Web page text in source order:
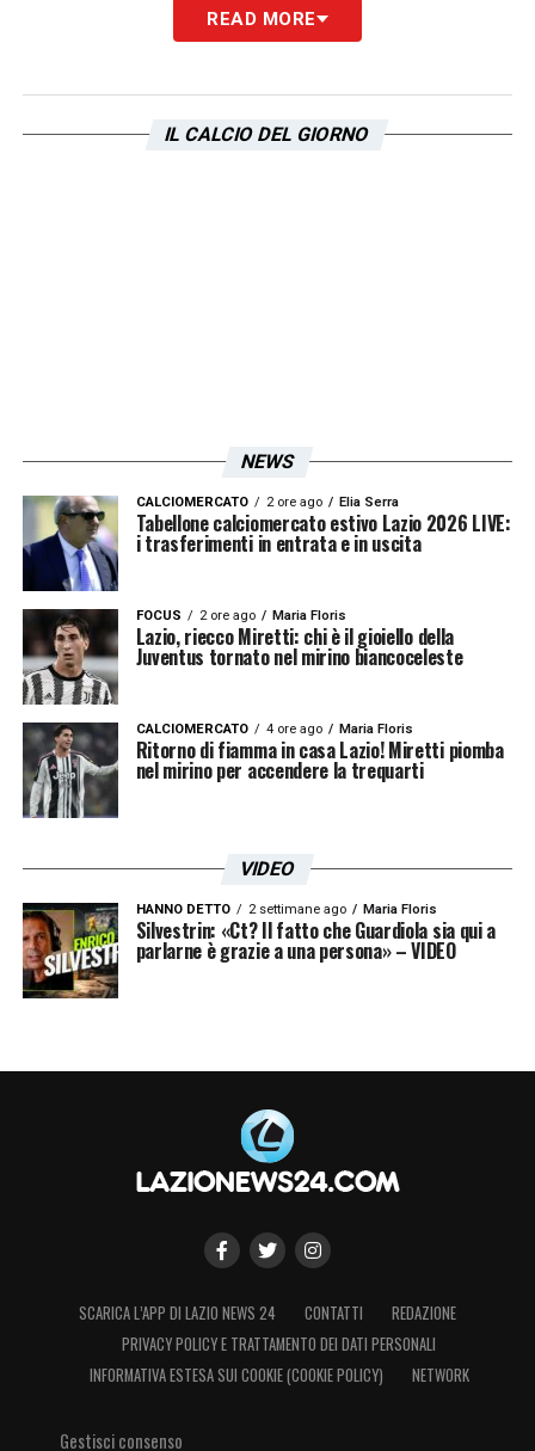
READ MORE
IL CALCIO DEL GIORNO
NEWS
CALCIOMERCATO 2 ore ago Elia Serra
Tabellone calciomercato estivo Lazio 2026 LIVE:
i trasferimenti in entrata e in uscita
FOCUS 2 ore ago Maria Floris
Lazio, riecco Miretti: chi è il gioiello della
Juventus tornato nel mirino biancoceleste
CALCIOMERCATO 4 ore ago Maria Floris
Ritorno di fiamma in casa Lazio! Miretti piomba
nel mirino per accendere la trequarti
VIDEO
HANNO DETTO 2 settimane ago Maria Floris
Silvestrin: «Ct? Il fatto che Guardiola sia qui a
parlarne è grazie a una persona» – VIDEO
SCARICA L’APP DI LAZIO NEWS 24 CONTATTI
REDAZIONE
PRIVACY POLICY E TRATTAMENTO DEI DATI PERSONALI
INFORMATIVA ESTESA SUI COOKIE (COOKIE POLICY)
NETWORK
Gestisci consenso